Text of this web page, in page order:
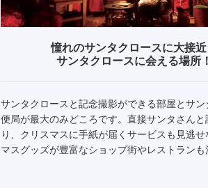
憧れのサンタクロースに大接
サンタクロースに会える場所
サンタクロースと記念撮影ができる部屋とサ
便局が最大のみどころです。直接サンタさんと
り、クリスマスに手紙が届くサービスも見逃
マスグッズが豊富なショップ街やレストランも